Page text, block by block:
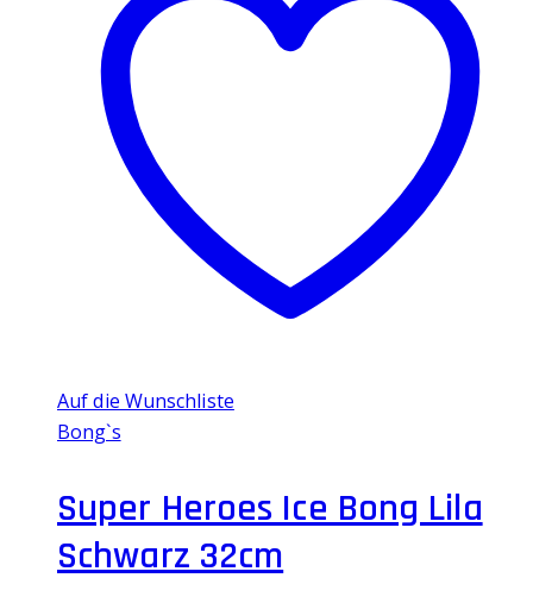
Auf die Wunschliste
Bong`s
Super Heroes Ice Bong Lila
Schwarz 32cm